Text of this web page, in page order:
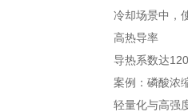
冷却场景中，
高热导率
导热系数达
案例：磷酸浓
轻量化与高强